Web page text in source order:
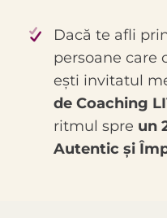
Dacă te afli
persoane care
ești invitatul
de Coaching
ritmul spre un
Autentic și